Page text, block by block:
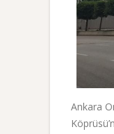
Ankara